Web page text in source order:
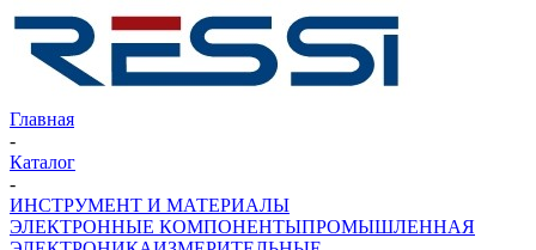
Главная
-
Каталог
-
ИНСТРУМЕНТ И МАТЕРИАЛЫ
ЭЛЕКТРОННЫЕ КОМПОНЕНТЫПРОМЫШЛЕННАЯ